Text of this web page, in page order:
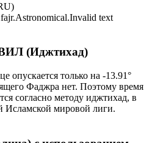
text
(Иджтихад)
опускается только на -13.91°
Фаджра нет. Поэтому время
согласно методу иджтихад, в
Исламской мировой лиги.